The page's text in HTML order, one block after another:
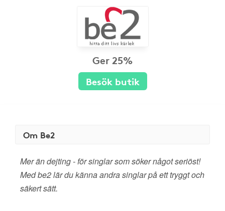
Ger 25%
Besök butik
Om Be2
Mer än dejting - för singlar som söker något seriöst!
Med be2 lär du känna andra singlar på ett tryggt och
säkert sätt.